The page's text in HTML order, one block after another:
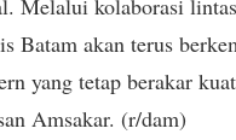
Melalui kolaborasi
Batam akan terus
yang tetap berakar
Amsakar. (r/dam)